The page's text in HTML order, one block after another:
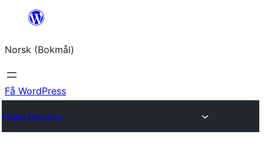
Hopp
innhold
Norsk (Bokmål)
Få WordPress
Plugin Directory